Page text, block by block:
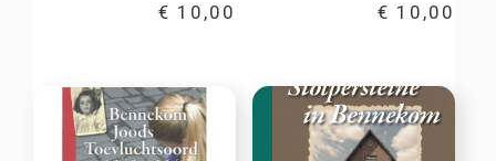
€ 10,00 € 10,00